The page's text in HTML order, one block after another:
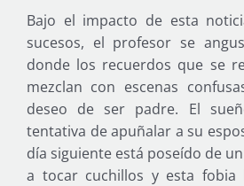
Bajo el impacto de esta
sucesos, el profesor se
donde los recuerdos que se
mezclan con escenas
deseo de ser padre. El
tentativa de apuñalar a su
día siguiente está poseído de
a tocar cuchillos y esta fobia